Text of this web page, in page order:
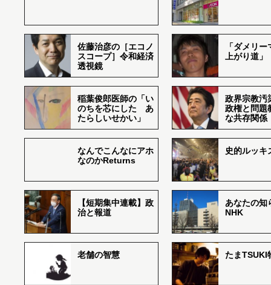
佐藤治彦の［エコノ
スコープ］令和経済
透視鏡
「ダメリ
上がり道」
稲葉俊郎医師の「い
のちを芯にした あ
たらしいせかい」
政界宗教汚
政権と問題
な共存関係
なんでこんなにアホ
なのかReturns
史的ルッキ
【短期集中連載】政
治と報道
あなたの知
NHK
老舗の智慧 たまTSUKI